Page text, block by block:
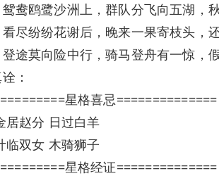
鸯鸥鹭沙洲上，群队分飞向五湖，
尽纷纷花谢后，晚来一果寄枝头，
途莫向险中行，骑马登舟有一惊，
：
星格喜忌==============
居赵分 日过白羊
临双女 木骑狮子
星格经证==============